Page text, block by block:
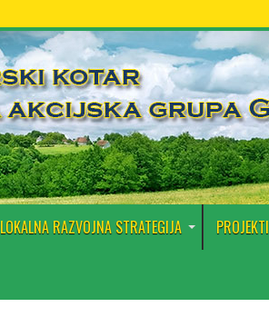
LOKALNA RAZVOJNA STRATEGIJA PROJEKTI